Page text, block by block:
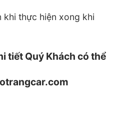
khi thực hiện xong khi
tiết Quý Khách có thể